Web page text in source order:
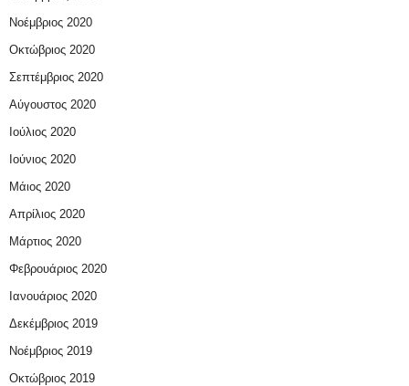
Νοέμβριος 2020
Οκτώβριος 2020
Σεπτέμβριος 2020
Αύγουστος 2020
Ιούλιος 2020
Ιούνιος 2020
Μάιος 2020
Απρίλιος 2020
Μάρτιος 2020
Φεβρουάριος 2020
Ιανουάριος 2020
Δεκέμβριος 2019
Νοέμβριος 2019
Οκτώβριος 2019